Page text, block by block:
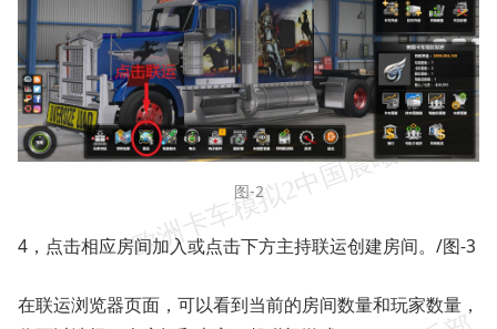
图-2
4，点击相应房间加入或点击下方主持联运创建房间。/图-3
在联运浏览器页面，可以看到当前的房间数量和玩家数量，